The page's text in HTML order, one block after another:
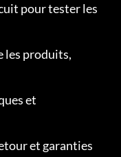
pour tester les
les produits,
et
et garanties